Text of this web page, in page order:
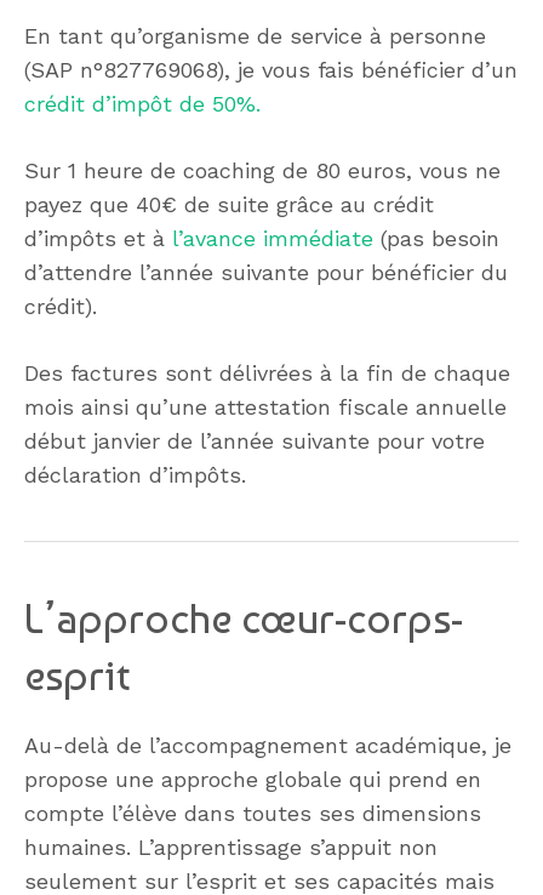
En tant qu’organisme de service à personne
(SAP n°827769068), je vous fais bénéficier d’un
crédit d’impôt de 50%.
Sur 1 heure de coaching de 80 euros, vous ne
payez que 40€ de suite grâce au crédit
d’impôts et à l’avance immédiate (pas besoin
d’attendre l’année suivante pour bénéficier du
crédit).
Des factures sont délivrées à la fin de chaque
mois ainsi qu’une attestation fiscale annuelle
début janvier de l’année suivante pour votre
déclaration d’impôts.
L’approche cœur-corps-
esprit
Au-delà de l’accompagnement académique, je
propose une approche globale qui prend en
compte l’élève dans toutes ses dimensions
humaines. L’apprentissage s’appuit non
seulement sur l’esprit et ses capacités mais